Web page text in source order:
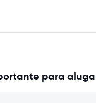
para